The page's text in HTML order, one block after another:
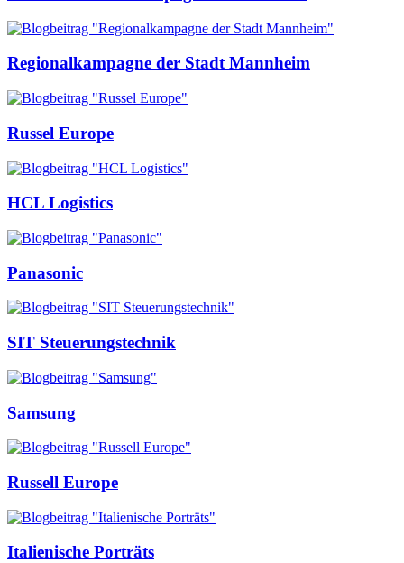
Regionalkampagne der Stadt Mannheim
Russel Europe
HCL Logistics
Panasonic
SIT Steuerungstechnik
Samsung
Russell Europe
Italienische Porträts